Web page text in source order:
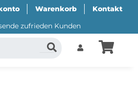
Warenkorb
Kontakt
zufrieden Kunden
SUITICAL